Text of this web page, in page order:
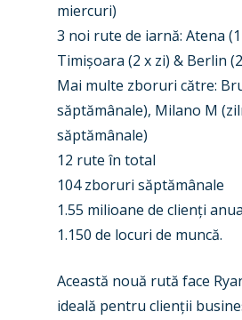
miercuri)
3 noi rute de iarnă: Atena
Timișoara (2 x zi) & Berlin
Mai multe zboruri către:
săptămânale), Milano M
săptămânale)
12 rute în total
104 zboruri săptămânale
1.55 milioane de clienți
1.150 de locuri de muncă.
Această nouă rută face
ideală pentru clienții